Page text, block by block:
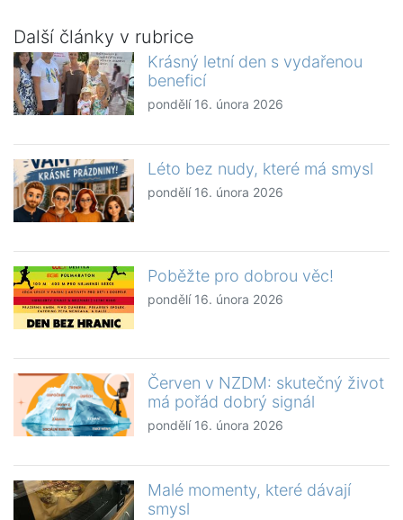
Další články v rubrice
Krásný letní den s vydařenou
beneficí
pondělí 16. února 2026
Léto bez nudy, které má smysl
pondělí 16. února 2026
Poběžte pro dobrou věc!
pondělí 16. února 2026
Červen v NZDM: skutečný život
má pořád dobrý signál
pondělí 16. února 2026
Malé momenty, které dávají
smysl